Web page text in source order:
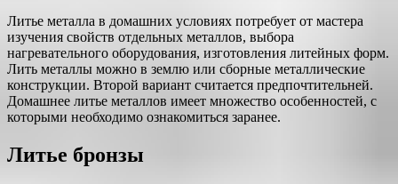
Литье металла в домашних условиях потребует от мастера
изучения свойств отдельных металлов, выбора
нагревательного оборудования, изготовления литейных форм.
Лить металлы можно в землю или сборные металлические
конструкции. Второй вариант считается предпочтительней.
Домашнее литье металлов имеет множество особенностей, с
которыми необходимо ознакомиться заранее.
Литье бронзы